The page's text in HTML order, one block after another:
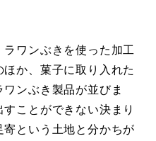
ワンぶきを使った加工
か、菓子に取り入れた
ンぶき製品が並びま
ことができない決まり
という土地と分かちが